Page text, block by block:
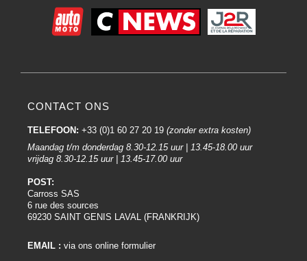
CONTACT ONS
TELEFOON: +33 (0)1 60 27 20 19 (zonder extra kosten)
Maandag t/m donderdag 8.30-12.15 uur | 13.45-18.00 uur
vrijdag 8.30-12.15 uur | 13.45-17.00 uur
POST:
Carross SAS
6 rue des sources
69230 SAINT GENIS LAVAL (FRANKRIJK)
EMAIL : via ons online formulier